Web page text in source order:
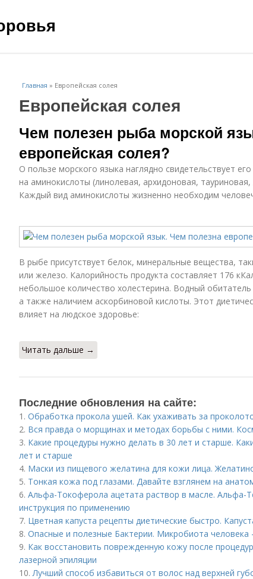
Главная » Европейская солея
Европейская солея
Чем полезен рыба морской
европейская солея?
О пользе морского языка наглядно свидетельствует
на аминокислоты (линолевая, архидоновая,
Каждый вид аминокислоты жизненно необходим
В рыбе присутствует белок, минеральные вещества,
или железо. Калорийность продукта составляет 176
небольшое количество холестерина. Водный
а также наличием аскорбиновой кислоты. Этот
влияет на людское здоровье:
Читать дальше →
Последние обновления на сайте:
1. Обработка прокола ушей. Как ухаживать за
2. Вся правда о морщинах и методах борьбы с ними.
3. Какие процедуры нужно делать в 30 лет и старше.
лет и старше
4. Маски из пищевого желатина для кожи лица.
5. Тонкая кожа под глазами. Давайте взглянем на
6. Альфа-Токоферола ацетата раствор в масле. Альфа-
инструкция по применению
7. Цветная капуста рецепты диетические быстро.
8. Опасные и полезные Бактерии. Микробиота
9. Как восстановить поврежденную кожу после
лазерной эпиляции
10.Лучший способ избавиться от волос над верхней